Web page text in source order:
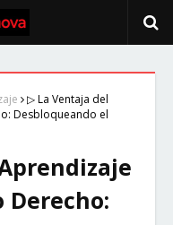
▷ La Ventaja del
Desbloqueando el